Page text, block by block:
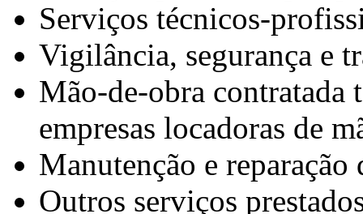
Serviços técnicos-
Vigilância, segurança e
Mão-de-obra contratada
empresas locadoras de
Manutenção e reparação
Outros serviços